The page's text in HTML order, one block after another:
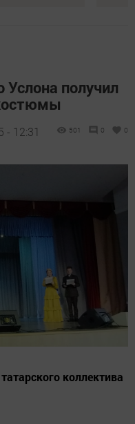
Услона получил
- 12:31 501 0 0
коллектива